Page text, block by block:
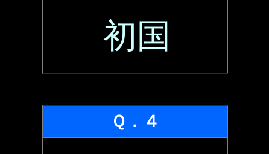
初国
Ｑ．４